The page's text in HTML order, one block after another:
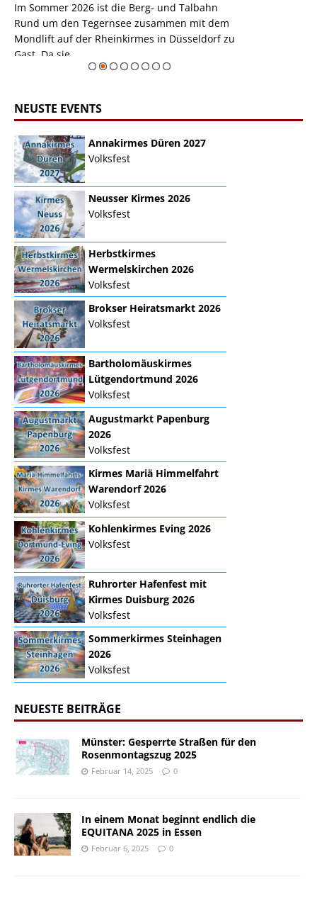
Im Sommer 2026 ist die Berg- und Talbahn
Rund um den Tegernsee zusammen mit dem
Mondlift auf der Rheinkirmes in Düsseldorf zu
Gast. Da sie ...
NEUSTE EVENTS
Annakirmes Düren 2027
Volksfest
Neusser Kirmes 2026
Volksfest
Herbstkirmes
Wermelskirchen 2026
Volksfest
Brokser Heiratsmarkt 2026
Volksfest
Bartholomäuskirmes
Lütgendortmund 2026
Volksfest
Augustmarkt Papenburg
2026
Volksfest
Kirmes Mariä Himmelfahrt
Warendorf 2026
Volksfest
Kohlenkirmes Eving 2026
Volksfest
Ruhrorter Hafenfest mit
Kirmes Duisburg 2026
Volksfest
Sommerkirmes Steinhagen
2026
Volksfest
NEUESTE BEITRÄGE
Münster: Gesperrte Straßen für den
Rosenmontagszug 2025
Februar 14, 2025 0
In einem Monat beginnt endlich die
EQUITANA 2025 in Essen
Februar 6, 2025 0